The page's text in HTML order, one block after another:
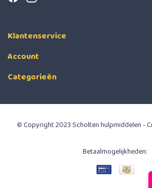
Klantenservice
Account
Categorieën
© Copyright 2023 Scholten hulpmiddelen -
Betaalmogelijkheden: